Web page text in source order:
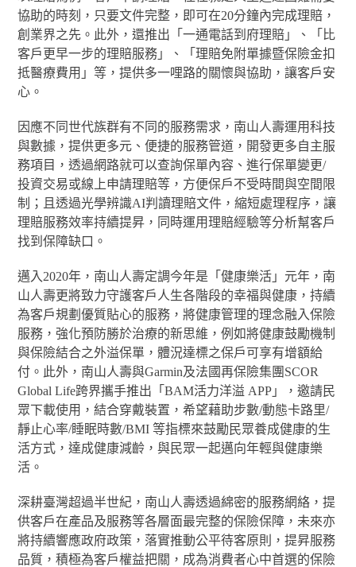
協助的時刻，只要文件完整，即可在20分鐘內完成理賠，
創業界之先。此外，還推出「一通電話到府理賠」、「比
客戶更早一步的理賠服務」、「理賠免附單據暨保險金扣
抵醫療費用」等，提供多一哩路的關懷與協助，讓客戶安
心。
因應不同世代族群有不同的服務需求，南山人壽運用科技
與數據，提供更多元、便捷的服務管道，開發更多自主服
務項目，透過網路就可以查詢保單內容、進行保單變更/
投資交易或線上申請理賠等，方便保戶不受時間與空間限
制；且透過光學辨識AI判讀理賠文件，縮短處理程序，讓
理賠服務效率持續提昇，同時運用理賠經驗等分析幫客戶
找到保障缺口。
邁入2020年，南山人壽定調今年是「健康樂活」元年，南
山人壽更將致力守護客戶人生各階段的幸福與健康，持續
為客戶規劃優質貼心的服務，將健康管理的理念融入保險
服務，強化預防勝於治療的新思維，例如將健康鼓勵機制
與保險結合之外溢保單，體況達標之保戶可享有增額給
付。此外，南山人壽與Garmin及法國再保險集團SCOR
Global Life跨界攜手推出「BAM活力洋溢 APP」，邀請民
眾下載使用，結合穿戴裝置，希望藉助步數/動態卡路里/
靜止心率/睡眠時數/BMI 等指標來鼓勵民眾養成健康的生
活方式，達成健康減齡，與民眾一起邁向年輕與健康樂
活。
深耕臺灣超過半世紀，南山人壽透過綿密的服務網絡，提
供客戶在產品及服務等各層面最完整的保險保障，未來亦
將持續響應政府政策，落實推動公平待客原則，提昇服務
品質，積極為客戶權益把關，成為消費者心中首選的保險